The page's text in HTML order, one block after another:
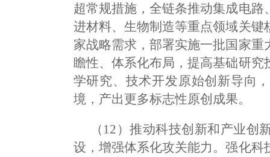
超常规措施，全链条推动集成电
进材料、生物制造等重点领域关
家战略需求，部署实施一批国家
瞻性、体系化布局，提高基础研
学研究、技术开发原始创新导向
境，产出更多标志性原创成果。
（12）推动科技创新和产业
设，增强体系化攻关能力。强化